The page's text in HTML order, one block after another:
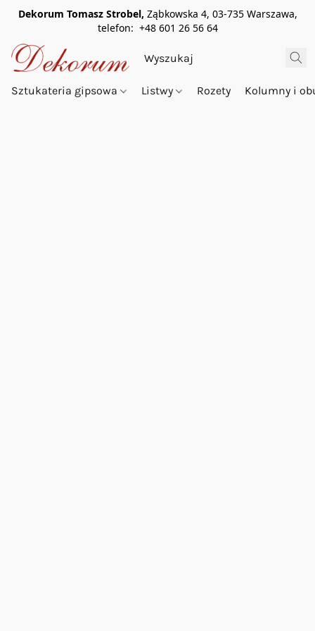
Dekorum Tomasz Strobel, Ząbkowska 4, 03-735 Warszawa,
telefon: +48 601 26 56 64
Sztukateria gipsowa Listwy Rozety Kolumny i